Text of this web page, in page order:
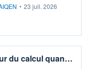
• 23 juil. 2026
du calcul quan…